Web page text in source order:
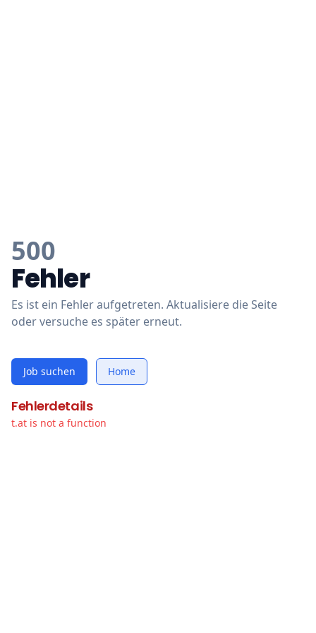
500
Fehler
Es ist ein Fehler aufgetreten. Aktualisiere die Seite
oder versuche es später erneut.
Job suchen Home
Fehlerdetails
t.at is not a function